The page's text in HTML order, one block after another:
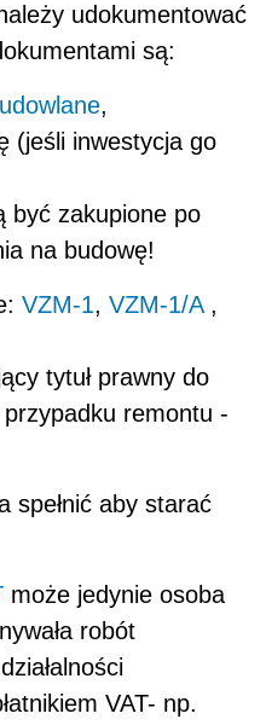
udokumentować
są:
,
(jeśli inwestycja go
być zakupione po
na budowę!
VZM-1, VZM-1/A,
tytuł prawny do
remontu -
spełnić aby starać
może jedynie osoba
robót
VAT- np.